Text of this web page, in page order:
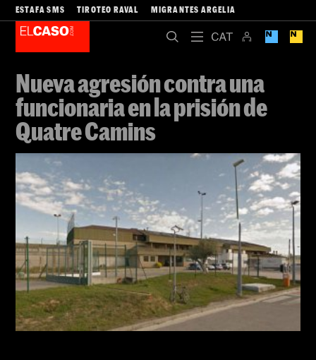
ESTAFA SMS TIROTEO RAVAL MIGRANTES ARGELIA
Nueva agresión contra una
funcionaria en la prisión de
Quatre Camins